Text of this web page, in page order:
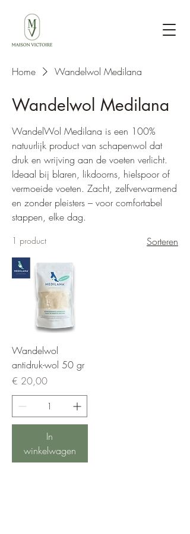
Home Wandelwol Medilana
Wandelwol Medilana
WandelWol Medilana is een 100%
natuurlijk product van schapenwol dat
druk en wrijving aan de voeten verlicht.
Ideaal bij blaren, likdoorns, hielspoor of
vermoeide voeten. Zacht, zelfverwarmend
en zonder pleisters – voor comfortabel
stappen, elke dag.
1 product Sorteren
Wandelwol
antidruk-wol 50 gr
Prijs
€ 20,00
In
winkelwagen